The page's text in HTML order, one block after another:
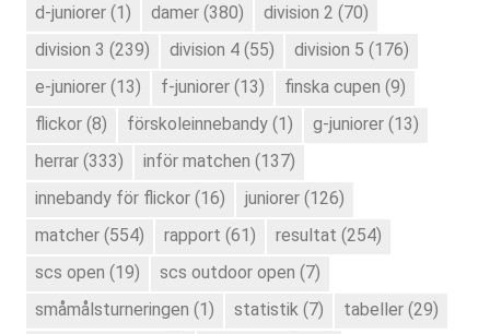
d-juniorer (1) damer (380) division 2 (70)
division 3 (239) division 4 (55) division 5 (176)
e-juniorer (13) f-juniorer (13) finska cupen (9)
flickor (8) förskoleinnebandy (1) g-juniorer (13)
herrar (333) inför matchen (137)
innebandy för flickor (16) juniorer (126)
matcher (554) rapport (61) resultat (254)
scs open (19) scs outdoor open (7)
småmålsturneringen (1) statistik (7) tabeller (29)